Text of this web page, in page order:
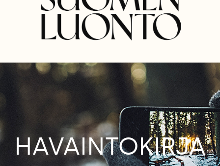
HAVAINTOKIRJA